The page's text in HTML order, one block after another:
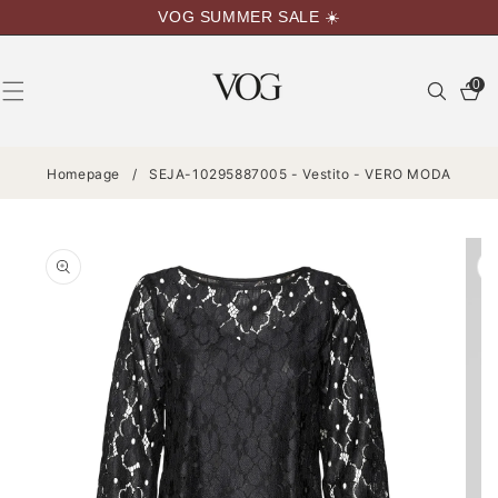
CONTENUTI
VOG SUMMER SALE ☀️
0
Homepage / SEJA-10295887005 - Vestito - VERO MODA
SUL
PRODOTTO